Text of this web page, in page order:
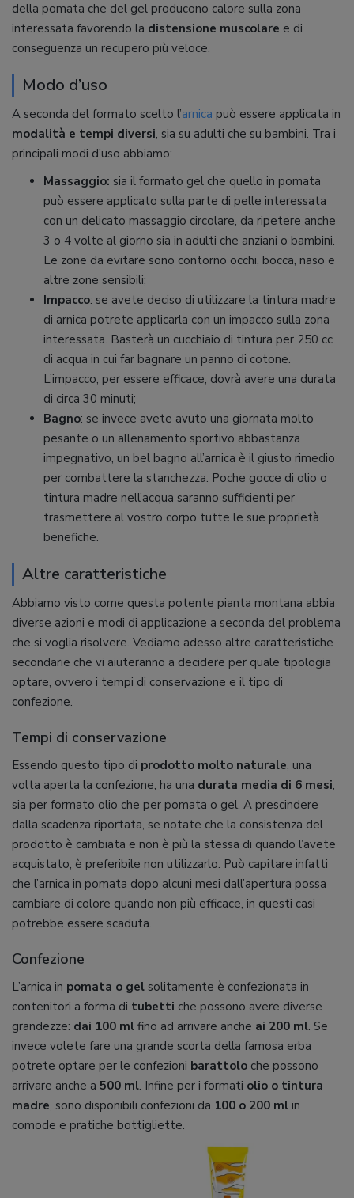
della pomata che del gel producono calore sulla zona
interessata favorendo la distensione muscolare e di
conseguenza un recupero più veloce.
Modo d’uso
A seconda del formato scelto l’arnica può essere applicata in
modalità e tempi diversi, sia su adulti che su bambini. Tra i
principali modi d’uso abbiamo:
Massaggio: sia il formato gel che quello in pomata
può essere applicato sulla parte di pelle interessata
con un delicato massaggio circolare, da ripetere anche
3 o 4 volte al giorno sia in adulti che anziani o bambini.
Le zone da evitare sono contorno occhi, bocca, naso e
altre zone sensibili;
Impacco: se avete deciso di utilizzare la tintura madre
di arnica potrete applicarla con un impacco sulla zona
interessata. Basterà un cucchiaio di tintura per 250 cc
di acqua in cui far bagnare un panno di cotone.
L’impacco, per essere efficace, dovrà avere una durata
di circa 30 minuti;
Bagno: se invece avete avuto una giornata molto
pesante o un allenamento sportivo abbastanza
impegnativo, un bel bagno all’arnica è il giusto rimedio
per combattere la stanchezza. Poche gocce di olio o
tintura madre nell’acqua saranno sufficienti per
trasmettere al vostro corpo tutte le sue proprietà
benefiche.
Altre caratteristiche
Abbiamo visto come questa potente pianta montana abbia
diverse azioni e modi di applicazione a seconda del problema
che si voglia risolvere. Vediamo adesso altre caratteristiche
secondarie che vi aiuteranno a decidere per quale tipologia
optare, ovvero i tempi di conservazione e il tipo di
confezione.
Tempi di conservazione
Essendo questo tipo di prodotto molto naturale, una
volta aperta la confezione, ha una durata media di 6 mesi,
sia per formato olio che per pomata o gel. A prescindere
dalla scadenza riportata, se notate che la consistenza del
prodotto è cambiata e non è più la stessa di quando l’avete
acquistato, è preferibile non utilizzarlo. Può capitare infatti
che l’arnica in pomata dopo alcuni mesi dall’apertura possa
cambiare di colore quando non più efficace, in questi casi
potrebbe essere scaduta.
Confezione
L’arnica in pomata o gel solitamente è confezionata in
contenitori a forma di tubetti che possono avere diverse
grandezze: dai 100 ml fino ad arrivare anche ai 200 ml. Se
invece volete fare una grande scorta della famosa erba
potrete optare per le confezioni barattolo che possono
arrivare anche a 500 ml. Infine per i formati olio o tintura
madre, sono disponibili confezioni da 100 o 200 ml in
comode e pratiche bottigliette.